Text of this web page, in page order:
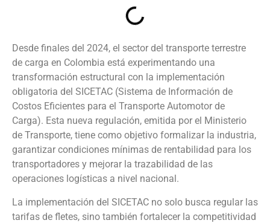
Desde finales del 2024, el sector del transporte terrestre
de carga en Colombia está experimentando una
transformación estructural con la implementación
obligatoria del SICETAC (Sistema de Información de
Costos Eficientes para el Transporte Automotor de
Carga). Esta nueva regulación, emitida por el Ministerio
de Transporte, tiene como objetivo formalizar la industria,
garantizar condiciones mínimas de rentabilidad para los
transportadores y mejorar la trazabilidad de las
operaciones logísticas a nivel nacional.
La implementación del SICETAC no solo busca regular las
tarifas de fletes, sino también fortalecer la competitividad